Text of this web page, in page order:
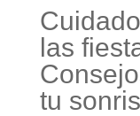
las
tu